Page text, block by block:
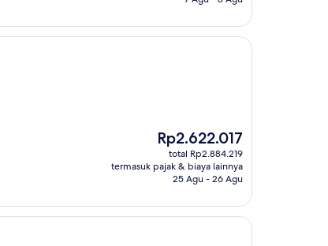
Harga
sekarang
Rp2.622.017
Rp2.622.017
total Rp2.884.219
termasuk pajak & biaya lainnya
25 Agu - 26 Agu